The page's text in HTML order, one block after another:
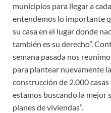
municipios para llegar a
entendemos lo importante
su casa en el lugar donde
también es su derecho”.
semana pasada nos
para plantear nuevamente
construcción de 2.000
estamos buscando la mejor
planes de viviendas”.